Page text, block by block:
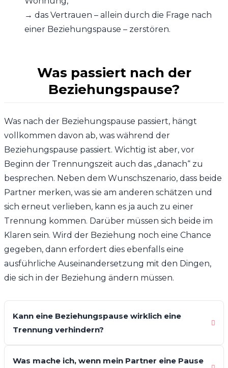
→ das Vertrauen – allein durch die Frage nach
einer Beziehungspause – zerstören.
Was passiert nach der
Beziehungspause?
Was nach der Beziehungspause passiert, hängt
vollkommen davon ab, was während der
Beziehungspause passiert. Wichtig ist aber, vor
Beginn der Trennungszeit auch das „danach“ zu
besprechen. Neben dem Wunschszenario, dass beide
Partner merken, was sie am anderen schätzen und
sich erneut verlieben, kann es ja auch zu einer
Trennung kommen. Darüber müssen sich beide im
Klaren sein. Wird der Beziehung noch eine Chance
gegeben, dann erfordert dies ebenfalls eine
ausführliche Auseinandersetzung mit den Dingen,
die sich in der Beziehung ändern müssen.
Kann eine Beziehungspause wirklich eine
Trennung verhindern?
Was mache ich, wenn mein Partner eine Pause